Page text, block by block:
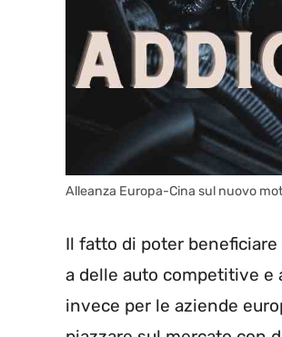
Alleanza Europa-Cina sul nuovo
Il fatto di poter
a delle auto competitive e
invece per le aziende